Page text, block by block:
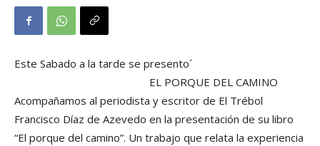
Este Sabado a la tarde se presento´
EL PORQUE DEL CAMINO
Acompañamos al periodista y escritor de El Trébol
Francisco Díaz de Azevedo en la presentación de su libro
“El porque del camino”. Un trabajo que relata la experiencia